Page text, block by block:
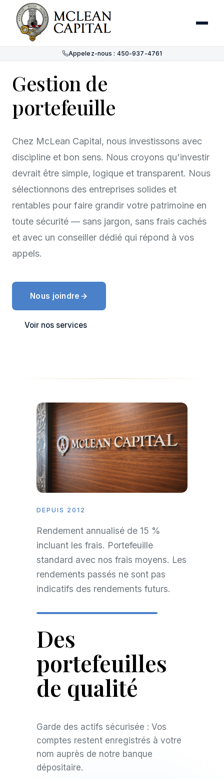
Appelez-nous : 450-937-4761
Gestion de
portefeuille
Chez McLean Capital, nous investissons avec
discipline et bon sens. Nous croyons qu'investir
devrait être simple, logique et transparent. Nous
sélectionnons des entreprises solides et
rentables pour faire grandir votre patrimoine en
toute sécurité — sans jargon, sans frais cachés
et avec un conseiller dédié qui répond à vos
appels.
Nous joindre
Voir nos services
DEPUIS 2012
Rendement annualisé de 15 %
incluant les frais. Portefeuille
standard avec nos frais moyens. Les
rendements passés ne sont pas
indicatifs des rendements futurs.
Des
portefeuilles
de qualité
Garde des actifs sécurisée : Vos
comptes restent enregistrés à votre
nom auprès de notre banque
dépositaire.